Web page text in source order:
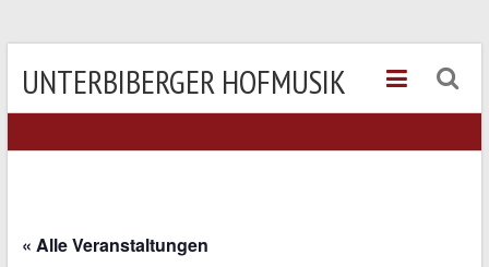
UNTERBIBERGER HOFMUSIK
« Alle Veranstaltungen